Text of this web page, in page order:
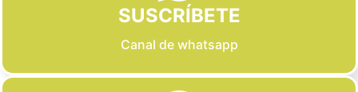
SUSCRÍBETE
Canal de whatsapp